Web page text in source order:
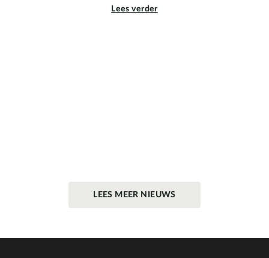
Lees verder
LEES MEER NIEUWS